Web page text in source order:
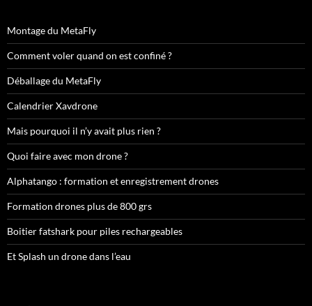
Montage du MetaFly
Comment voler quand on est confiné ?
Déballage du MetaFly
Calendrier Xavdrone
Mais pourquoi il n’y avait plus rien ?
Quoi faire avec mon drone ?
Alphatango : formation et enregistrement drones
Formation drones plus de 800 grs
Boitier fatshark pour piles rechargeables
Et Splash un drone dans l’eau